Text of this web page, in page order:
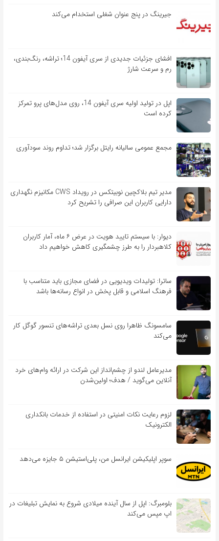
جیرینگ در پنج عنوان شغلی استخدام می‌کند
افشای جزئیات جدیدی از سری آیفون 14؛ تراشه، رنگ‌بندی،
رم و سرعت شارژ
اپل در تولید اولیه سری آیفون 14، روی مدل‌های پرو تمرکز
کرده است
مجمع عمومی سالیانه رایتل برگزار شد؛ تداوم روند سودآوری
مدیر تیم بلاکچین نوبیتکس در رویداد CWS مکانیزم نگهداری
دارایی کاربران این صرافی را تشریح کرد
دیوار: با سیستم تایید هویت در عرض ۶ ماه، آمار کاربران
کلاهبردار را به طرز چشمگیری کاهش خواهیم داد
ساترا: تولیدات ویدیویی در فضای مجازی باید متناسب با
فرهنگ اسلامی و قابل پخش در انواع رسانه‌ها باشد
سامسونگ ظاهرا روی نسل بعدی تراشه‌های تنسور گوگل کار
می‌کند
مدیرعامل لندو از چشم‌انداز این شرکت در ارائه وام‌های خرد
آنلاین می‌گوید / هدف؛ اولین‌شدن
لزوم رعایت نکات امنیتی در استفاده از خدمات بانکداری
الکترونیک
سوپر اپلیکیشن ایرانسل من، پلی‌استیشن ۵ جایزه می‌دهد
بلومبرگ: اپل از سال آینده میلادی شروع به نمایش تبلیغات در
اپ مپس می‌کند